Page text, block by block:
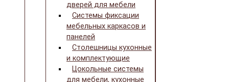
дверей для мебели
Системы фиксации
мебельных каркасов и
панелей
Столешницы кухонные
и комплектующие
Цокольные системы
для мебели, кухонные